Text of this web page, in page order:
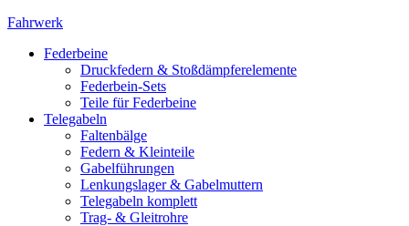
Fahrwerk
Federbeine
Druckfedern & Stoßdämpferelemente
Federbein-Sets
Teile für Federbeine
Telegabeln
Faltenbälge
Federn & Kleinteile
Gabelführungen
Lenkungslager & Gabelmuttern
Telegabeln komplett
Trag- & Gleitrohre